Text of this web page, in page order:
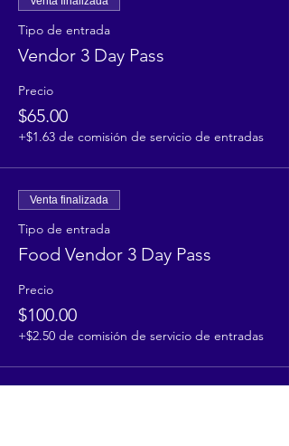
Tipo de entrada
Vendor 3 Day Pass
Precio
$65.00
+$1.63 de comisión de servicio de entradas
Venta finalizada
Tipo de entrada
Food Vendor 3 Day Pass
Precio
$100.00
+$2.50 de comisión de servicio de entradas